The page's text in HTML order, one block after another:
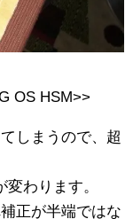
OS HSM>>
しまうので、超
わります。
正が半端ではな